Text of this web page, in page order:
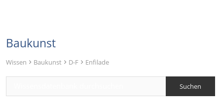
Baukunst
Wissen Baukunst D-F Enfilade